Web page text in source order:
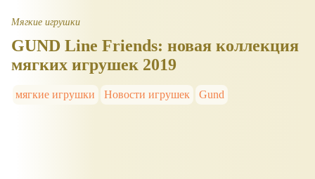
Мягкие игрушки
GUND Line Friends: новая коллекция
мягких игрушек 2019
мягкие игрушки Новости игрушек Gund